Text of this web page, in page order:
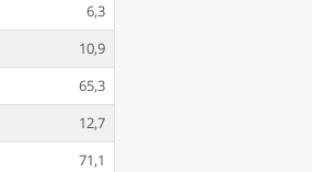
6,3
10,9
65,3
12,7
71,1